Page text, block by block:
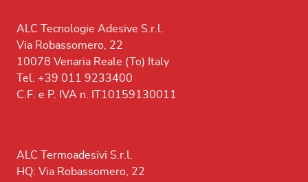
ALC Tecnologie Adesive S.r.l.
Via Robassomero, 22
10078 Venaria Reale (To) Italy
Tel. +39 011 9233400
C.F. e P. IVA n. IT10159130011
ALC Termoadesivi S.r.l.
HQ: Via Robassomero, 22